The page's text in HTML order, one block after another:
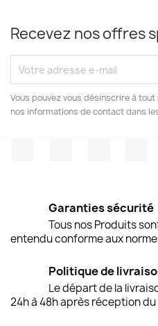
Recevez nos offres
Vous pouvez vous désinscrire à
nos informations de contact dans
Garanties sécurité
Tous nos Produits
entendu conforme aux
Politique de
Le départ de la
24h à 48h après réception